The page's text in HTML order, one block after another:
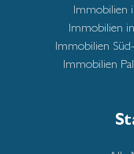
Immobilien
Immobilien
Immobilien
Immobilien